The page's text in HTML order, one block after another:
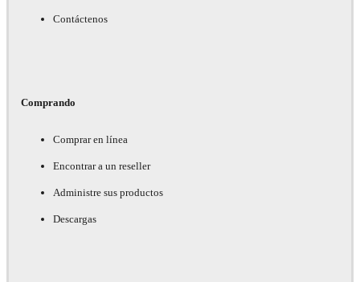
Contáctenos
Comprando
Comprar en línea
Encontrar a un reseller
Administre sus productos
Descargas